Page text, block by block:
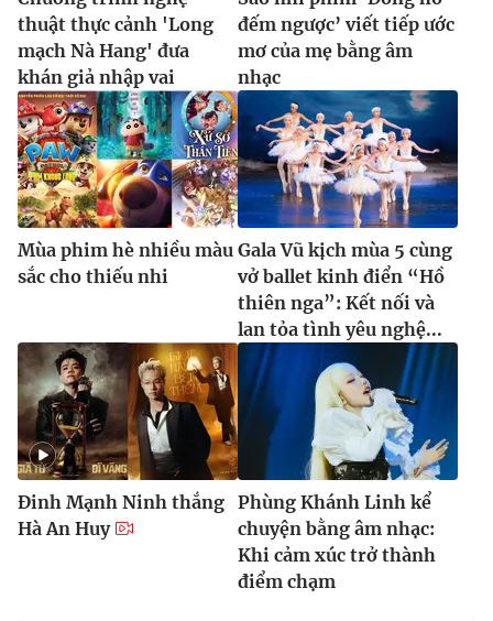
thuật thực cảnh 'Long
mạch Nà Hang' đưa
khán giả nhập vai
đếm ngược’ viết tiếp ước
mơ của mẹ bằng âm
nhạc
Mùa phim hè nhiều màu
sắc cho thiếu nhi
Gala Vũ kịch mùa 5 cùng
vở ballet kinh điển “Hồ
thiên nga”: Kết nối và
lan tỏa tình yêu nghệ...
Đinh Mạnh Ninh thắng
Hà An Huy
Phùng Khánh Linh kể
chuyện bằng âm nhạc:
Khi cảm xúc trở thành
điểm chạm